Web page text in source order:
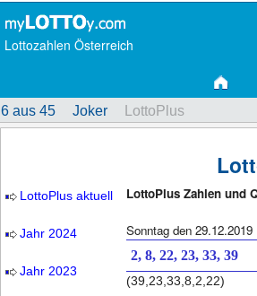
Lottozahlen Österreich
6 aus 45 Joker LottoPlus
LottoPlus aktuell
Jahr 2024
Jahr 2023
LottoPlus Zahlen und
Sonntag den 29.12.2019
2, 8, 22, 23, 33, 39
(39,23,33,8,2,22)